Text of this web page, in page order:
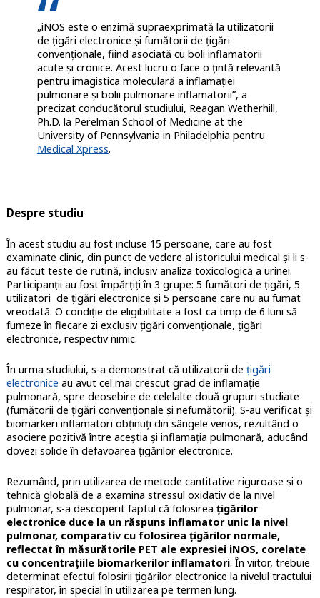
„iNOS este o enzimă supraexprimată la utilizatorii
de țigări electronice și fumătorii de țigări
convenționale, fiind asociată cu boli inflamatorii
acute și cronice. Acest lucru o face o țintă relevantă
pentru imagistica moleculară a inflamației
pulmonare și bolii pulmonare inflamatorii”, a
precizat conducătorul studiului, Reagan Wetherhill,
Ph.D. la Perelman School of Medicine at the
University of Pennsylvania in Philadelphia pentru
Medical Xpress.
Despre studiu
În acest studiu au fost incluse 15 persoane, care au fost
examinate clinic, din punct de vedere al istoricului medical și li s-
au făcut teste de rutină, inclusiv analiza toxicologică a urinei.
Participanții au fost împărțiți în 3 grupe: 5 fumători de țigări, 5
utilizatori de țigări electronice și 5 persoane care nu au fumat
vreodată. O condiție de eligibilitate a fost ca timp de 6 luni să
fumeze în fiecare zi exclusiv țigări convenționale, țigări
electronice, respectiv nimic.
În urma studiului, s-a demonstrat că utilizatorii de țigări
electronice au avut cel mai crescut grad de inflamație
pulmonară, spre deosebire de celelalte două grupuri studiate
(fumătorii de țigări convenționale și nefumătorii). S-au verificat și
biomarkeri inflamatori obținuți din sângele venos, rezultând o
asociere pozitivă între aceștia și inflamația pulmonară, aducând
dovezi solide în defavoarea țigărilor electronice.
Rezumând, prin utilizarea de metode cantitative riguroase și o
tehnică globală de a examina stressul oxidativ de la nivel
pulmonar, s-a descoperit faptul că folosirea țigărilor
electronice duce la un răspuns inflamator unic la nivel
pulmonar, comparativ cu folosirea țigărilor normale,
reflectat în măsurătorile PET ale expresiei iNOS, corelate
cu concentrațiile biomarkerilor inflamatori. În viitor, trebuie
determinat efectul folosirii țigărilor electronice la nivelul tractului
respirator, în special în utilizarea pe termen lung.